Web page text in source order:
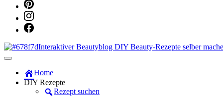
Manuka Magic – Natürlich schön:
Home
DIY Rezepte
Rezept suchen